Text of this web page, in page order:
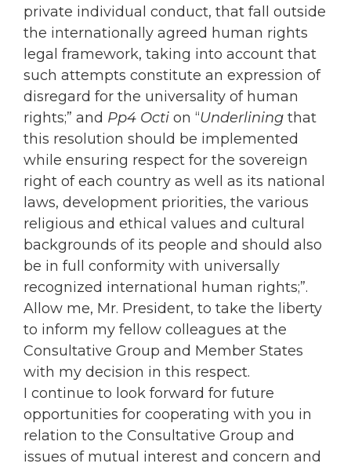
private individual conduct, that fall outside
the internationally agreed human rights
legal framework, taking into account that
such attempts constitute an expression of
disregard for the universality of human
rights;” and Pp4 Octi on “Underlining that
this resolution should be implemented
while ensuring respect for the sovereign
right of each country as well as its national
laws, development priorities, the various
religious and ethical values and cultural
backgrounds of its people and should also
be in full conformity with universally
recognized international human rights;”.
Allow me, Mr. President, to take the liberty
to inform my fellow colleagues at the
Consultative Group and Member States
with my decision in this respect.
I continue to look forward for future
opportunities for cooperating with you in
relation to the Consultative Group and
issues of mutual interest and concern and